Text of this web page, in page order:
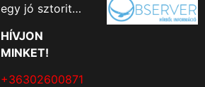
egy jó sztorit…
HÍVJON
MINKET!
+36302600871